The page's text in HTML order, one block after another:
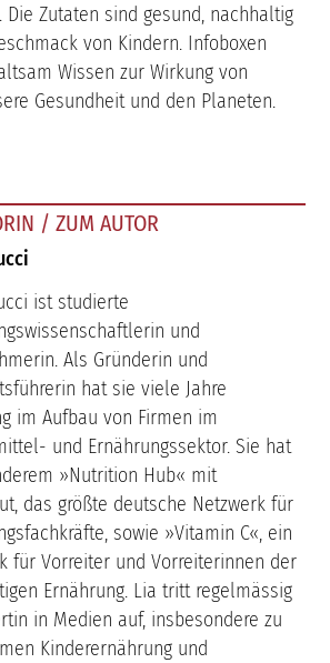
Die Zutaten sind gesund, nachhaltig
von Kindern. Infoboxen
Wissen zur Wirkung von
Gesundheit und den Planeten.
/ ZUM AUTOR
ist studierte
und
Als Gründerin und
hat sie viele Jahre
im Aufbau von Firmen im
und Ernährungssektor. Sie hat
»Nutrition Hub« mit
das größte deutsche Netzwerk für
sowie »Vitamin C«, ein
für Vorreiter und Vorreiterinnen der
Ernährung. Lia tritt regelmässig
in Medien auf, insbesondere zu
Kinderernährung und